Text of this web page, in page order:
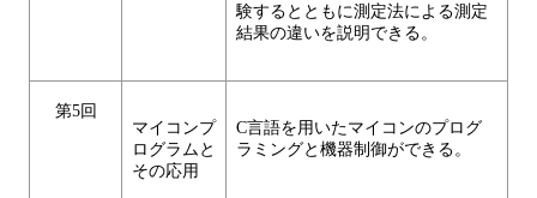
験するとともに測定法による測定
結果の違いを説明できる。
第5回
マイコンプ
ログラムと
その応用
C言語を用いたマイコンのプログ
ラミングと機器制御ができる。